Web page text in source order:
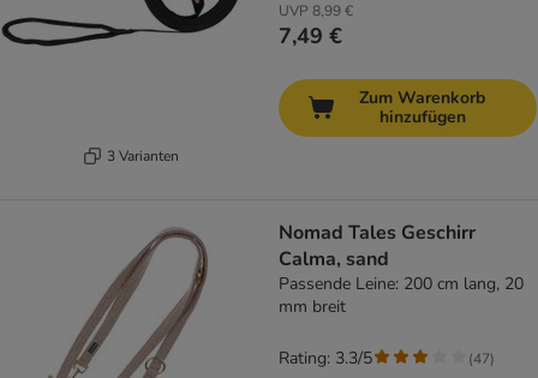
3 Varianten
UVP 8,99 €
7,49 €
Zum Warenkorb
hinzufügen
Nomad Tales Geschirr
Calma, sand
Passende Leine: 200 cm lang, 20
mm breit
Rating: 3.3/5 (47)